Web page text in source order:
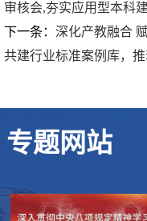
审核会,夯实应用型本科
下一条： 深化产教融合
共建行业标准案例库，
专题网站